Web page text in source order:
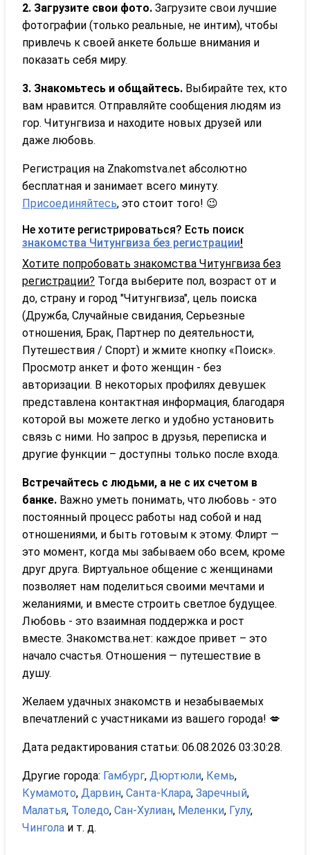
2. Загрузите свои фото. Загрузите свои лучшие
фотографии (только реальные, не интим), чтобы
привлечь к своей анкете больше внимания и
показать себя миру.
3. Знакомьтесь и общайтесь. Выбирайте тех, кто
вам нравится. Отправляйте сообщения людям из
гор. Читунгвиза и находите новых друзей или
даже любовь.
Регистрация на Znakomstva.net абсолютно
бесплатная и занимает всего минуту.
Присоединяйтесь, это стоит того! 😉
Не хотите регистрироваться? Есть поиск
знакомства Читунгвиза без регистрации!
Хотите попробовать знакомства Читунгвиза без
регистрации? Тогда выберите пол, возраст от и
до, страну и город "Читунгвиза", цель поиска
(Дружба, Случайные свидания, Серьезные
отношения, Брак, Партнер по деятельности,
Путешествия / Спорт) и жмите кнопку «Поиск».
Просмотр анкет и фото женщин - без
авторизации. В некоторых профилях девушек
представлена контактная информация, благодаря
которой вы можете легко и удобно установить
связь с ними. Но запрос в друзья, переписка и
другие функции – доступны только после входа.
Встречайтесь с людьми, а не с их счетом в
банке. Важно уметь понимать, что любовь - это
постоянный процесс работы над собой и над
отношениями, и быть готовым к этому. Флирт —
это момент, когда мы забываем обо всем, кроме
друг друга. Виртуальное общение с женщинами
позволяет нам поделиться своими мечтами и
желаниями, и вместе строить светлое будущее.
Любовь - это взаимная поддержка и рост
вместе. Знакомства.нет: каждое привет – это
начало счастья. Отношения — путешествие в
душу.
Желаем удачных знакомств и незабываемых
впечатлений с участниками из вашего города! 💋
Дата редактирования статьи: 06.08.2026 03:30:28.
Другие города: Гамбург, Дюртюли, Кемь,
Кумамото, Дарвин, Санта-Клара, Заречный,
Малатья, Толедо, Сан-Хулиан, Меленки, Гулу,
Чингола и т. д.